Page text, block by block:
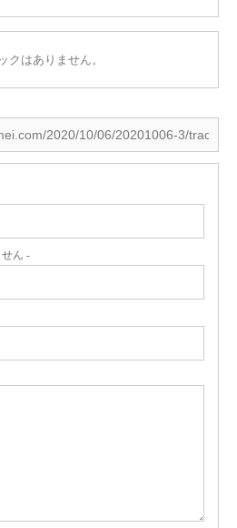
クはありません。
ん -